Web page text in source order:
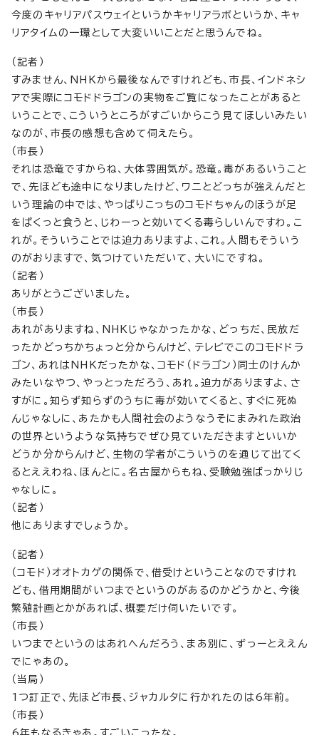
今度のキャリアパスウェイというかキャリアラボというか、キャ
リアタイムの一環として大変いいことだと思うんでね。
（記者）
すみません、NHKから最後なんですけれども、市長、インドネシ
アで実際にコモドドラゴンの実物をご覧になったことがあると
いうことで、こういうところがすごいからこう見てほしいみたい
なのが、市長の感想も含めて伺えたら。
（市長）
それは恐竜ですからね、大体雰囲気が。恐竜。毒があるいうこと
で、先ほども途中になりましたけど、ワニとどっちが強えんだと
いう理論の中では、やっぱりこっちのコモドちゃんのほうが足
をぱくっと食うと、じわーっと効いてくる毒らしいんですわ。こ
れが。そういうことでは迫力ありますよ、これ。人間もそういう
のがおりますで、気つけていただいて、大いにですね。
（記者）
ありがとうございました。
（市長）
あれがありますね、NHKじゃなかったかな、どっちだ、民放だ
ったかどっちかちょっと分からんけど、テレビでこのコモドドラ
ゴン、あれはNHKだったかな、コモド（ドラゴン）同士のけんか
みたいなやつ、やっとっただろう、あれ。迫力がありますよ、さ
すがに。知らず知らずのうちに毒が効いてくると、すぐに死ぬ
んじゃなしに、あたかも人間社会のようなうそにまみれた政治
の世界というような気持ちでぜひ見ていただきますといいか
どうか分からんけど、生物の学者がこういうのを通じて出てく
るとええわね、ほんとに。名古屋からもね、受験勉強ばっかりじ
ゃなしに。
（記者）
他にありますでしょうか。
（記者）
（コモド）オオトカゲの関係で、借受けということなのですけれ
ども、借用期間がいつまでというのがあるのかどうかと、今後
繁殖計画とかがあれば、概要だけ伺いたいです。
（市長）
いつまでというのはあれへんだろう、まあ別に、ずっーとええん
でにゃあの。
（当局）
1つ訂正で、先ほど市長、ジャカルタに行かれたのは6年前。
（市長）
6年もなるきゃあ。すごいこったな。